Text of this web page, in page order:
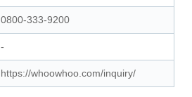
0800-333-9200
-
https://whoowhoo.com/inquiry/